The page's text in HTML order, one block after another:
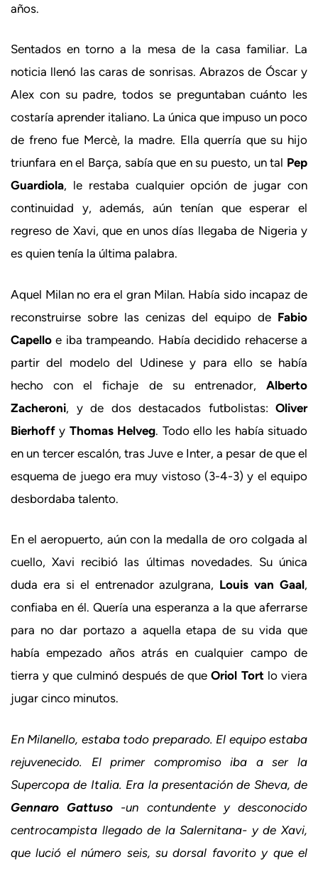
años.
Sentados en torno a la mesa de la casa familiar. La
noticia llenó las caras de sonrisas. Abrazos de Óscar y
Alex con su padre, todos se preguntaban cuánto les
costaría aprender italiano. La única que impuso un poco
de freno fue Mercè, la madre. Ella querría que su hijo
triunfara en el Barça, sabía que en su puesto, un tal Pep
Guardiola, le restaba cualquier opción de jugar con
continuidad y, además, aún tenían que esperar el
regreso de Xavi, que en unos días llegaba de Nigeria y
es quien tenía la última palabra.
Aquel Milan no era el gran Milan. Había sido incapaz de
reconstruirse sobre las cenizas del equipo de Fabio
Capello e iba trampeando. Había decidido rehacerse a
partir del modelo del Udinese y para ello se había
hecho con el fichaje de su entrenador, Alberto
Zacheroni, y de dos destacados futbolistas: Oliver
Bierhoff y Thomas Helveg. Todo ello les había situado
en un tercer escalón, tras Juve e Inter, a pesar de que el
esquema de juego era muy vistoso (3-4-3) y el equipo
desbordaba talento.
En el aeropuerto, aún con la medalla de oro colgada al
cuello, Xavi recibió las últimas novedades. Su única
duda era si el entrenador azulgrana, Louis van Gaal,
confiaba en él. Quería una esperanza a la que aferrarse
para no dar portazo a aquella etapa de su vida que
había empezado años atrás en cualquier campo de
tierra y que culminó después de queOriol Tortlo viera
jugar cinco minutos.
En Milanello, estaba todo preparado. El equipo estaba
rejuvenecido. El primer compromiso iba a ser la
Supercopa de Italia. Era la presentación de Sheva, de
Gennaro Gattuso -un contundente y desconocido
centrocampista llegado de la Salernitana- y de Xavi,
que lució el número seis, su dorsal favorito y que el